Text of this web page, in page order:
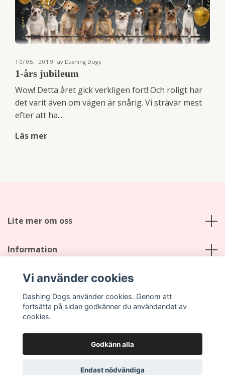
10/05, 2019 av Dashing Dogs
1-års jubileum
Wow! Detta året gick verkligen fort! Och roligt har
det varit även om vägen är snårig. Vi strävar mest
efter att ha...
Läs mer
Lite mer om oss
Information
Sociala medier
© 2026 Dashing Dogs
Vi använder cookies
Dashing Dogs använder cookies. Genom att
fortsätta på sidan godkänner du användandet av
cookies.
Godkänn alla
Endast nödvändiga